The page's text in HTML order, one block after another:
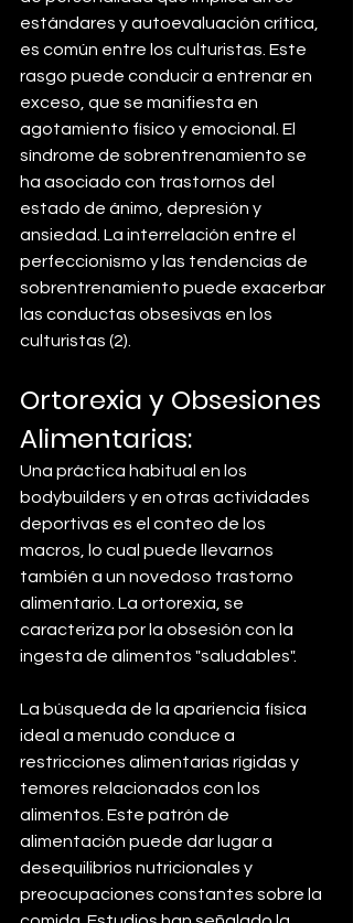
estándares y autoevaluación crítica,
es común entre los culturistas. Este
rasgo puede conducir a entrenar en
exceso, que se manifiesta en
agotamiento físico y emocional. El
síndrome de sobrentrenamiento se
ha asociado con trastornos del
estado de ánimo, depresión y
ansiedad. La interrelación entre el
perfeccionismo y las tendencias de
sobrentrenamiento puede exacerbar
las conductas obsesivas en los
culturistas (2).
Ortorexia y Obsesiones
Alimentarias:
Una práctica habitual en los
bodybuilders y en otras actividades
deportivas es el conteo de los
macros, lo cual puede llevarnos
también a un novedoso trastorno
alimentario. La ortorexia, se
caracteriza por la obsesión con la
ingesta de alimentos "saludables".
La búsqueda de la apariencia física
ideal a menudo conduce a
restricciones alimentarias rígidas y
temores relacionados con los
alimentos. Este patrón de
alimentación puede dar lugar a
desequilibrios nutricionales y
preocupaciones constantes sobre la